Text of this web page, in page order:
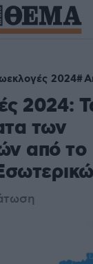
2024
2024:
των
από το